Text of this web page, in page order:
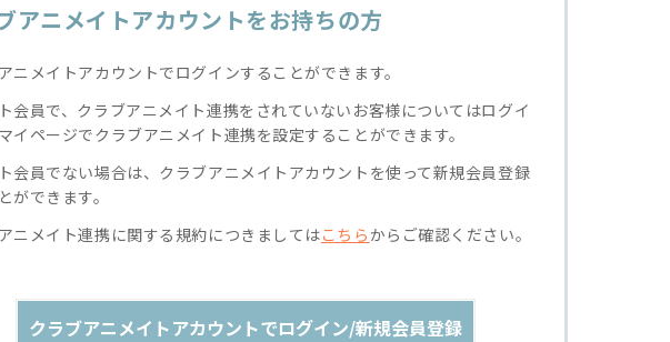
アニメイトアカウントをお持ちの方
ニメイトアカウントでログインすることができます。
会員で、クラブアニメイト連携をされていないお客様についてはログイ
イページでクラブアニメイト連携を設定することができます。
会員でない場合は、クラブアニメイトアカウントを使って新規会員登録
ができます。
ニメイト連携に関する規約につきましてはこちらからご確認ください。
クラブアニメイトアカウントでログイン/新規会員登録